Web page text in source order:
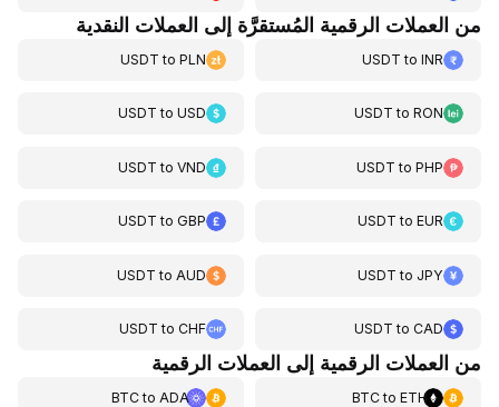
من العملات الرقمية المُستقرَّة إلى العملات النقدية
USDT toINR
USDT toPLN
USDT toRON
USDT toUSD
USDT toPHP
USDT toVND
USDT toEUR
USDT toGBP
USDT toJPY
USDT to AUD
USDT toCAD
USDT toCHF
من العملات الرقمية إلى العملات الرقمية
BTCtoETH
BTCtoADA